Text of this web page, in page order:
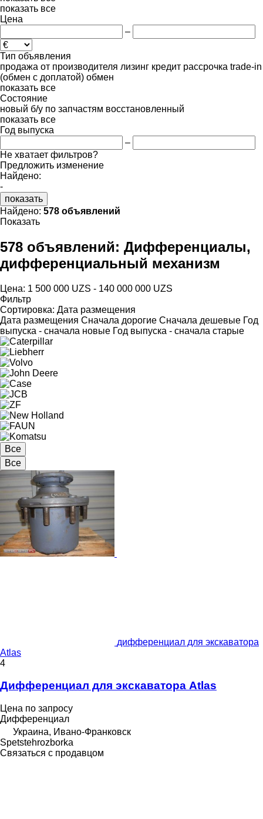
показать все
Цена
–
Тип объявления
продажа от производителя лизинг кредит рассрочка trade-in
(обмен с доплатой) обмен
показать все
Состояние
новый б/у по запчастям восстановленный
показать все
Год выпуска
–
Не хватает фильтров?
Предложить изменение
Найдено:
-
показать
Найдено: 578 объявлений
Показать
578 объявлений: Дифференциалы,
дифференциальный механизм
Цена: 1 500 000 UZS - 140 000 000 UZS
Фильтр
Сортировка: Дата размещения
Дата размещения Сначала дорогие Сначала дешевые Год
выпуска - сначала новые Год выпуска - сначала старые
Все
Все
дифференциал для экскаватора
Atlas
4
Дифференциал для экскаватора Atlas
Цена по запросу
Дифференциал
Украина, Ивано-Франковск
Spetstehrozborka
Связаться с продавцом